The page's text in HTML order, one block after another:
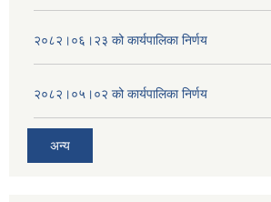
२०८२।०६।२३ को कार्यपालिका निर्णय
२०८२।०५।०२ को कार्यपालिका निर्णय
अन्य